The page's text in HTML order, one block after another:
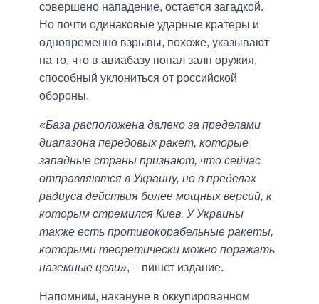
совершено нападение, остается загадкой.
Но почти одинаковые ударные кратеры и
одновременно взрывы, похоже, указывают
на то, что в авиабазу попал залп оружия,
способный уклониться от российской
обороны.
«База расположена далеко за пределами
диапазона передовых ракет, которые
западные страны признают, что сейчас
отправляются в Украину, но в пределах
радиуса действия более мощных версий, к
которым стремился Киев. У Украины
также есть противокорабельные ракеты,
которыми теоретически можно поражать
наземные цели», – пишет издание.
Напомним, накануне в оккупированном